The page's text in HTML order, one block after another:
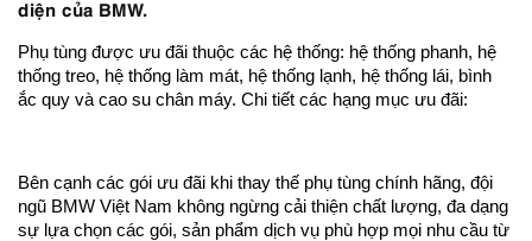
diện của BMW.
Phụ tùng được ưu đãi thuộc các hệ thống: hệ thống phanh, hệ
thống treo, hệ thống làm mát, hệ thống lạnh, hệ thống lái, bình
ắc quy và cao su chân máy. Chi tiết các hạng mục ưu đãi:
Bên cạnh các gói ưu đãi khi thay thế phụ tùng chính hãng, đội
ngũ BMW Việt Nam không ngừng cải thiện chất lượng, đa dạng
sự lựa chọn các gói, sản phẩm dịch vụ phù hợp mọi nhu cầu từ